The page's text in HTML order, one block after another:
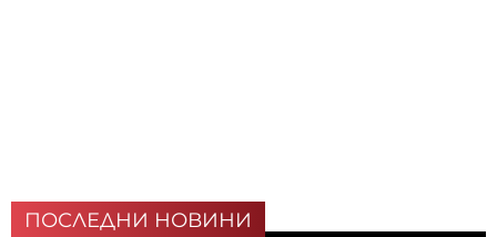
ПОСЛЕДНИ НОВИНИ